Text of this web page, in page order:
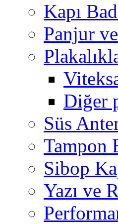
Kapı
Panjur
Diğer
Süs
Tampon
Sibop
Yazı ve